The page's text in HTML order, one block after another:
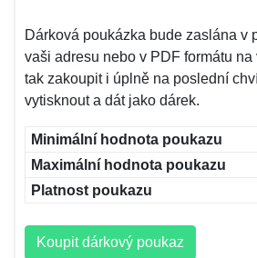
Dárková poukázka bude zaslána v
vaši adresu nebo v PDF formátu
tak zakoupit i úplně na poslední
vytisknout a dát jako dárek.
Minimální hodnota poukazu
Maximální hodnota poukazu
Platnost poukazu
Koupit dárkový poukaz